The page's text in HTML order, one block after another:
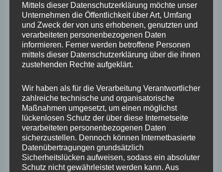
ausgehandelte Vereinbarung aus dem Jahr 2014,
insbesondere im Hinblick auf Laufzeit, konkreter
Gegenstand, Indexbindung und Auflagen für die
Standortsicherung?
zwischen Vertretern der Landesregierung –
insbesondere des damaligen Staatssekretärs David
Langner – und der Sana AG in Bezug auf deren
Kaufinteresse am GKM und wenn ja, was hatten diese
zum Inhalt?
Mittels dieser Datenschutzerklärung möchte unser
Unternehmen die Öffentlichkeit über Art, Umfang
und Zweck der von uns erhobenen, genutzten und
verarbeiteten personenbezogenen Daten
informieren. Ferner werden betroffene Personen
mittels dieser Datenschutzerklärung über die ihnen
zustehenden Rechte aufgeklärt.
Wir haben als für die Verarbeitung Verantwortlicher
zahlreiche technische und organisatorische
Maßnahmen umgesetzt, um einen möglichst
lückenlosen Schutz der über diese Internetseite
verarbeiteten personenbezogenen Daten
sicherzustellen. Dennoch können Internetbasierte
Datenübertragungen grundsätzlich
Sicherheitslücken aufweisen, sodass ein absoluter
Schutz nicht gewährleistet werden kann. Aus